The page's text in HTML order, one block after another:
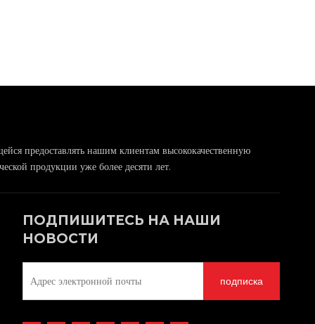
предоставлять нашим клиентам высококачественную
продукции уже более десяти лет.
ПОДПИШИТЕСЬ НА НАШИ
НОВОСТИ
подписка